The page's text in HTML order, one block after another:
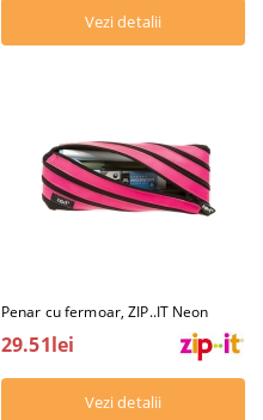
Vezi detalii
Penar cu fermoar, ZIP..IT Neon
29.51lei
Vezi detalii